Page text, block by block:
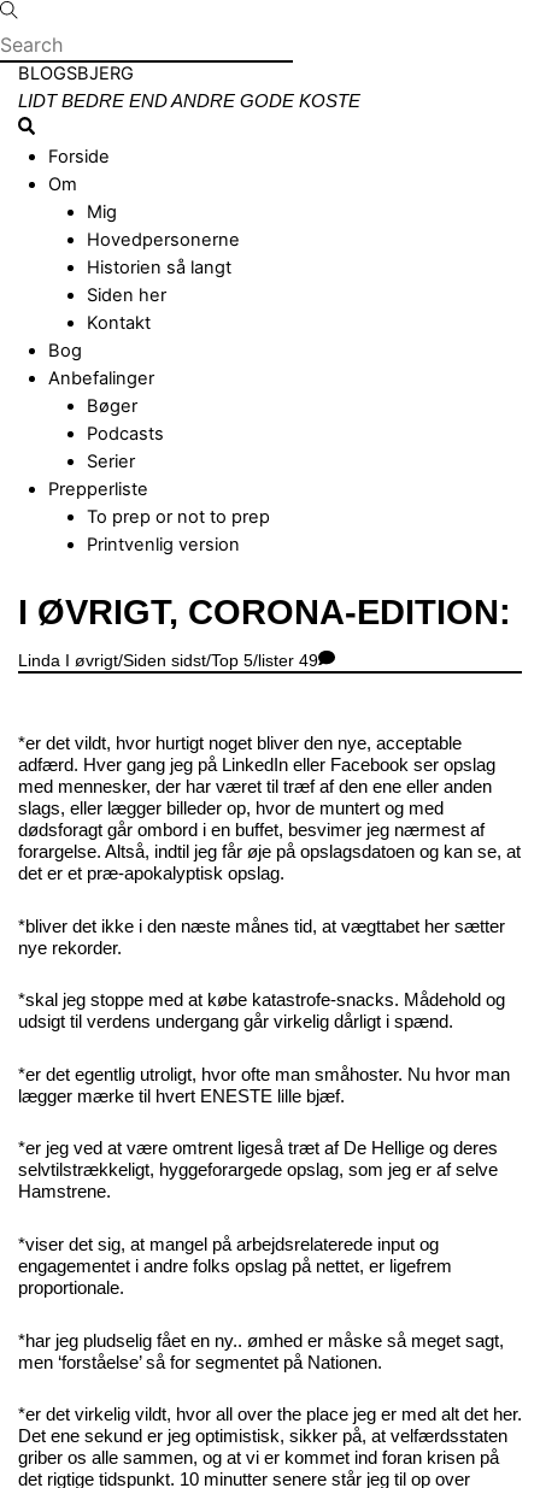
Skip
to
content
Menu
BLOGSBJERG
LIDT BEDRE END ANDRE GODE KOSTE
Search
Forside
Om
Mig
Hovedpersonerne
Historien så langt
Siden her
Kontakt
Bog
Anbefalinger
Bøger
Podcasts
Serier
Prepperliste
To prep or not to prep
Printvenlig version
Close
Menu
I ØVRIGT, CORONA-EDITION:
Linda I øvrigt/Siden sidst/Top 5/lister 49
*er det vildt, hvor hurtigt noget bliver den nye, acceptable
adfærd. Hver gang jeg på LinkedIn eller Facebook ser opslag
med mennesker, der har været til træf af den ene eller anden
slags, eller lægger billeder op, hvor de muntert og med
dødsforagt går ombord i en buffet, besvimer jeg nærmest af
forargelse. Altså, indtil jeg får øje på opslagsdatoen og kan se, at
det er et præ-apokalyptisk opslag.
*bliver det ikke i den næste månes tid, at vægttabet her sætter
nye rekorder.
*skal jeg stoppe med at købe katastrofe-snacks. Mådehold og
udsigt til verdens undergang går virkelig dårligt i spænd.
*er det egentlig utroligt, hvor ofte man småhoster. Nu hvor man
lægger mærke til hvert ENESTE lille bjæf.
*er jeg ved at være omtrent ligeså træt af De Hellige og deres
selvtilstrækkeligt, hyggeforargede opslag, som jeg er af selve
Hamstrene.
*viser det sig, at mangel på arbejdsrelaterede input og
engagementet i andre folks opslag på nettet, er ligefrem
proportionale.
*har jeg pludselig fået en ny.. ømhed er måske så meget sagt,
men ‘forståelse’ så for segmentet på Nationen.
*er det virkelig vildt, hvor all over the place jeg er med alt det her.
Det ene sekund er jeg optimistisk, sikker på, at velfærdsstaten
griber os alle sammen, og at vi er kommet ind foran krisen på
det rigtige tidspunkt. 10 minutter senere står jeg til op over